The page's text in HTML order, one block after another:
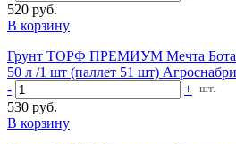
520 руб.
В корзину
Грунт ТОРФ ПРЕМИУМ Мечта
50 л /1 шт (паллет 51 шт)
-
+ шт.
530 руб.
В корзину